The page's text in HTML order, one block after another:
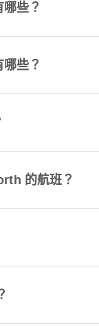
些？
些？
的航班？